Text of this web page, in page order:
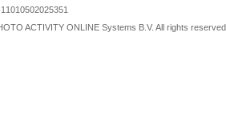
ACTIVITY ONLINE Systems B.V. All rights